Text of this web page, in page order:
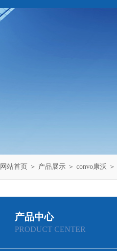
网站首页 ＞ 产品展示 ＞ convo康沃 ＞
产品中心
PRODUCT CENTER